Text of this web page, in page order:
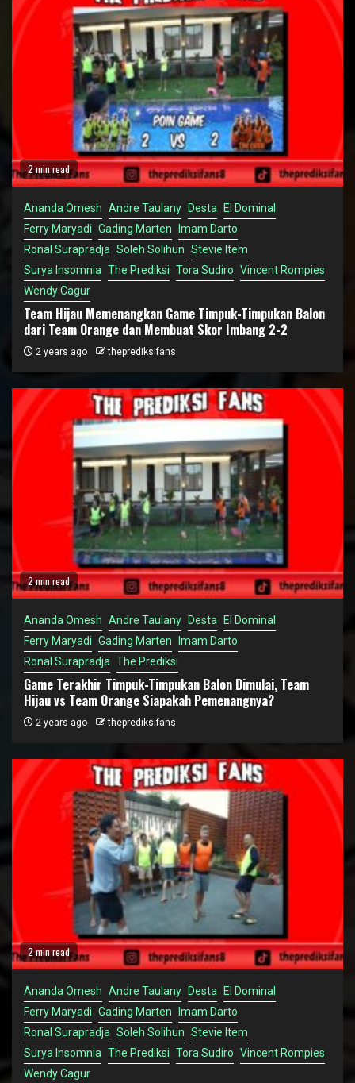
2 min read
Ananda Omesh Andre Taulany Desta
El Dominal
Ferry Maryadi Gading Marten
Imam Darto
Ronal Surapradja Soleh Solihun Stevie Item
Surya Insomnia The Prediksi Tora Sudiro Vincent Rompies
Wendy Cagur
Team Hijau Memenangkan Game Timpuk-Timpukan Balon
dari Team Orange dan Membuat Skor Imbang 2-2
2 years ago theprediksifans
2 min read
Ananda Omesh Andre Taulany Desta
El Dominal
Ferry Maryadi Gading Marten
Imam Darto
Ronal Surapradja The Prediksi
Game Terakhir Timpuk-Timpukan Balon Dimulai, Team
Hijau vs Team Orange Siapakah Pemenangnya?
2 years ago theprediksifans
2 min read
Ananda Omesh Andre Taulany Desta
El Dominal
Ferry Maryadi Gading Marten
Imam Darto
Ronal Surapradja Soleh Solihun Stevie Item
Surya Insomnia The Prediksi Tora Sudiro Vincent Rompies
Wendy Cagur